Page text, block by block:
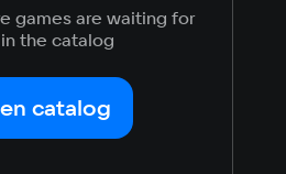
games are waiting for
the catalog
catalog